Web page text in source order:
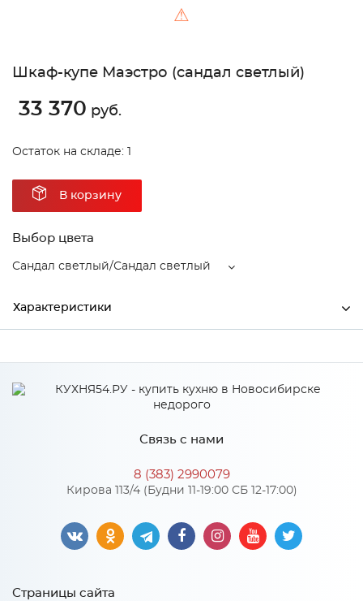
⚠
Шкаф-купе Маэстро (сандал светлый)
33 370 руб.
Остаток на складе: 1
В корзину
Выбор цвета
Сандал светлый/Сандал светлый
Характеристики
Высота 2200
Сандал светлый/Сандал
Материал ЛДСП
Связь с нами
8 (383) 2990079
Кирова 113/4 (Будни 11-19:00 СБ 12-17:00)
Страницы сайта